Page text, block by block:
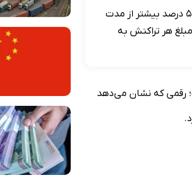
در نیمه نخست امسال، ارزش معاملات تجارت الکترونیکی کشور به ۳,۲۶۳ هزار میلیارد تومان رسید؛ ۵۲ درصد بیشتر از مدت
عبور کرده و میانگین مبلغ هر تراکنش به
از تولید ناخالص داخلی کشور اکنون به حدود ۱۰ درصد رسیده؛ رقمی که نشان می‌دهد